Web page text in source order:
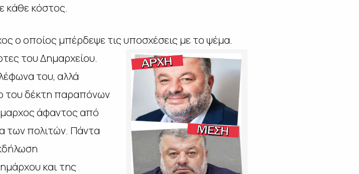
κάθε κόστος.
ο οποίος μπέρδεψε τις υποσχέσεις με το ψέμα.
του Δημαρχείου.
του, αλλά
του δέκτη παραπόνων
άφαντος από
των πολιτών. Πάντα
και της